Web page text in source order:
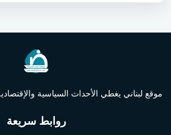
موقع لبناني يغطي الأحداث السياسية
روابط سريعة